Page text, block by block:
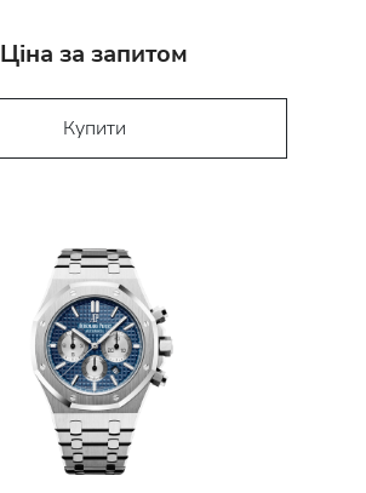
Ціна за запитом
Купити